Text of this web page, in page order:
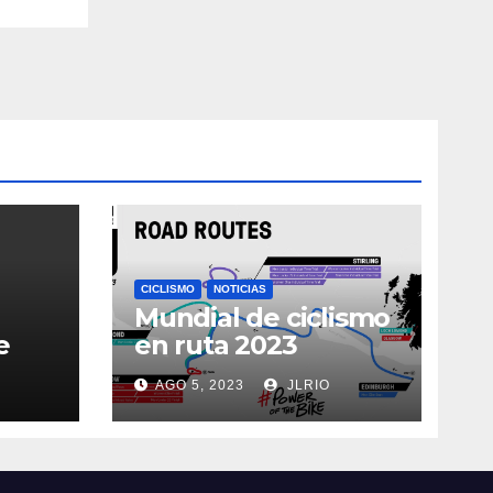
CICLISMO NOTICIAS
Mundial de ciclismo
en ruta 2023
AGO 5, 2023 JLRIO